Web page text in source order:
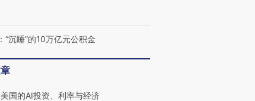
： “沉睡”的10万亿元公积金
美国的AI投资、利率与经济